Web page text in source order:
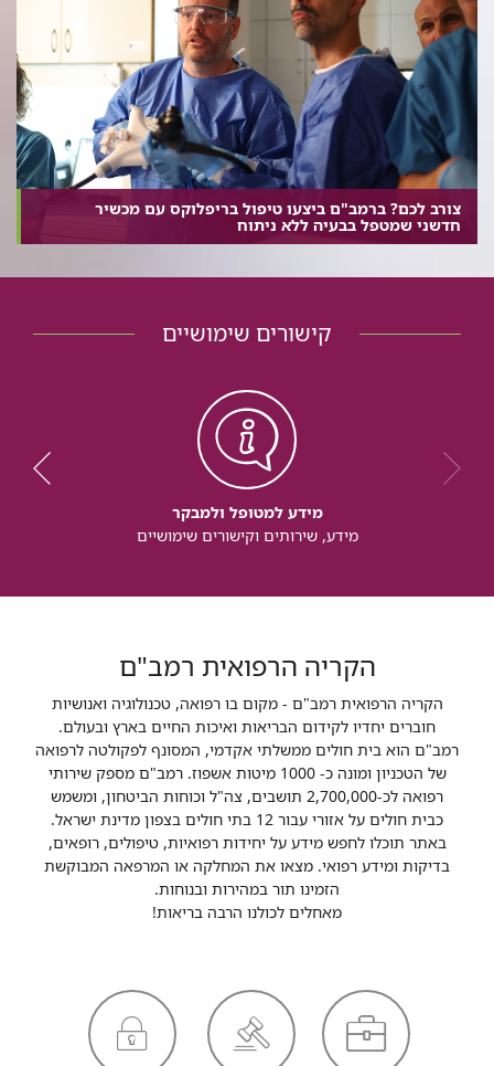
צורב לכם? ברמב"ם ביצעו טיפול בריפלוקס עם מכשיר
חדשני שמטפל בבעיה ללא ניתוח
קישורים שימושיים
מידע למטופל ולמבקר
מידע, שירותים וקישורים שימושיים
הקריה הרפואית רמב"ם
הקריה הרפואית רמב"ם - מקום בו רפואה, טכנולוגיה ואנושיות
חוברים יחדיו לקידום הבריאות ואיכות החיים בארץ ובעולם.
רמב"ם הוא בית חולים ממשלתי אקדמי, המסונף לפקולטה לרפואה
של הטכניון ומונה כ- 1000 מיטות אשפוז. רמב"ם מספק שירותי
רפואה לכ-2,700,000 תושבים, צה"ל וכוחות הביטחון, ומשמש
כבית חולים על אזורי עבור 12 בתי חולים בצפון מדינת ישראל.
באתר תוכלו לחפש מידע על יחידות רפואיות, טיפולים, רופאים,
בדיקות ומידע רפואי. מצאו את המחלקה או המרפאה המבוקשת
הזמינו תור במהירות ובנוחות.
מאחלים לכולנו הרבה בריאות!